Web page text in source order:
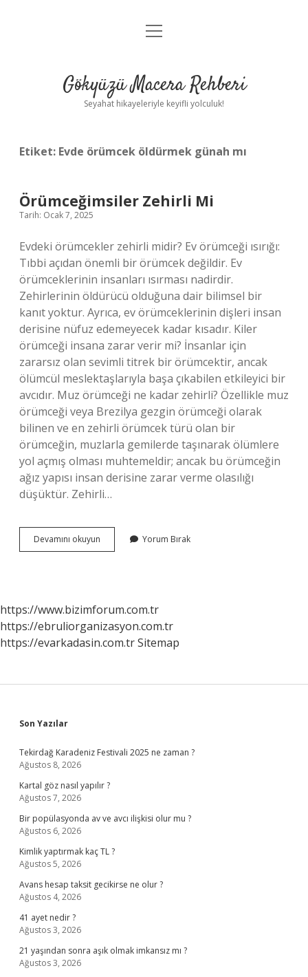
Anasayfa
Yasal Uyarı
menüyü
Gökyüzü Macera Rehberi
Seyahat hikayeleriyle keyifli yolculuk!
Etiket: Evde örümcek öldürmek günah mı
Örümceğimsiler Zehirli Mi
Tarih: Ocak 7, 2025
Evdeki örümcekler zehirli midir? Ev örümceği ısırığı:
Tıbbi açıdan önemli bir örümcek değildir. Ev
örümceklerinin insanları ısırması nadirdir.
Zehirlerinin öldürücü olduğuna dair bilimsel bir
kanıt yoktur. Ayrıca, ev örümceklerinin dişleri insan
derisine nüfuz edemeyecek kadar kısadır. Kiler
örümceği insana zarar verir mi? İnsanlar için
zararsız olan sevimli titrek bir örümcektir, ancak
ölümcül meslektaşlarıyla başa çıkabilen etkileyici bir
avcıdır. Muz örümceği ne kadar zehirli? Özellikle muz
örümceği veya Brezilya gezgin örümceği olarak
bilinen ve en zehirli örümcek türü olan bir
örümceğin, muzlarla gemilerde taşınarak ölümlere
yol açmış olması muhtemeldir; ancak bu örümceğin
ağız yapısı insan derisine zarar verme olasılığı
düşüktür. Zehirli…
Devamını okuyun Örümceğimsiler
Zehirli
Yorum Bırak
https://www.bizimforum.com.tr
https://ebruliorganizasyon.com.tr
https://evarkadasin.com.trSitemap
Sidebar
Son Yazılar
Tekirdağ Karadeniz Festivali 2025 ne zaman ?
Ağustos 8, 2026
Kartal göz nasıl yapılır ?
Ağustos 7, 2026
Bir popülasyonda av ve avcı ilişkisi olur mu ?
Ağustos 6, 2026
Kimlik yaptırmak kaç TL ?
Ağustos 5, 2026
Avans hesap taksit gecikirse ne olur ?
Ağustos 4, 2026
41 ayet nedir ?
Ağustos 3, 2026
21 yaşından sonra aşık olmak imkansız mı ?
Ağustos 3, 2026